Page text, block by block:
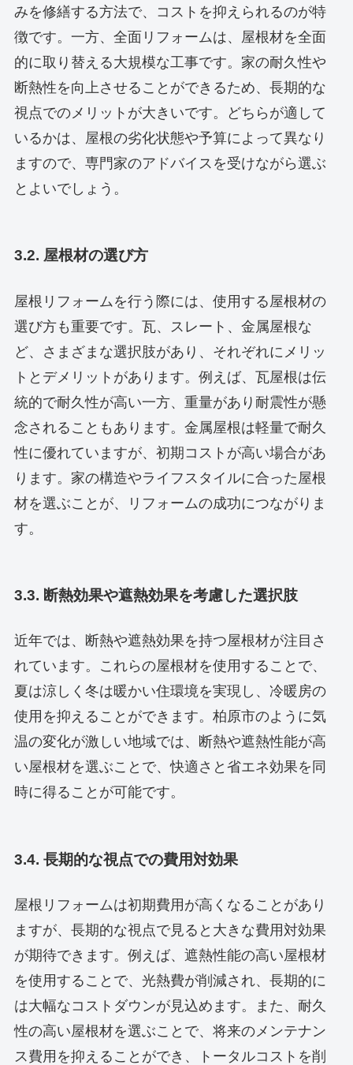
みを修繕する方法で、コストを抑えられるのが特
徴です。一方、全面リフォームは、屋根材を全面
的に取り替える大規模な工事です。家の耐久性や
断熱性を向上させることができるため、長期的な
視点でのメリットが大きいです。どちらが適して
いるかは、屋根の劣化状態や予算によって異なり
ますので、専門家のアドバイスを受けながら選ぶ
とよいでしょう。
3.2. 屋根材の選び方
屋根リフォームを行う際には、使用する屋根材の
選び方も重要です。瓦、スレート、金属屋根な
ど、さまざまな選択肢があり、それぞれにメリッ
トとデメリットがあります。例えば、瓦屋根は伝
統的で耐久性が高い一方、重量があり耐震性が懸
念されることもあります。金属屋根は軽量で耐久
性に優れていますが、初期コストが高い場合があ
ります。家の構造やライフスタイルに合った屋根
材を選ぶことが、リフォームの成功につながりま
す。
3.3. 断熱効果や遮熱効果を考慮した選択肢
近年では、断熱や遮熱効果を持つ屋根材が注目さ
れています。これらの屋根材を使用することで、
夏は涼しく冬は暖かい住環境を実現し、冷暖房の
使用を抑えることができます。柏原市のように気
温の変化が激しい地域では、断熱や遮熱性能が高
い屋根材を選ぶことで、快適さと省エネ効果を同
時に得ることが可能です。
3.4. 長期的な視点での費用対効果
屋根リフォームは初期費用が高くなることがあり
ますが、長期的な視点で見ると大きな費用対効果
が期待できます。例えば、遮熱性能の高い屋根材
を使用することで、光熱費が削減され、長期的に
は大幅なコストダウンが見込めます。また、耐久
性の高い屋根材を選ぶことで、将来のメンテナン
ス費用を抑えることができ、トータルコストを削